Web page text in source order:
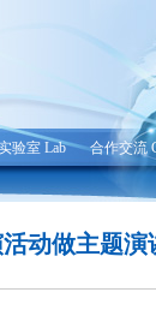
验室 Lab 合作交流
动做主题演